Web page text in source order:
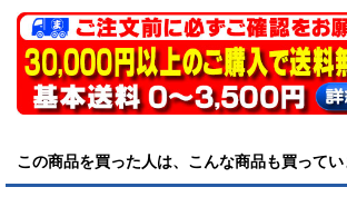
この商品を買った人は、こんな商品も買ってい